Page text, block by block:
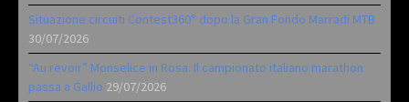
Situazione circuiti Contest360° dopo la Gran Fondo Marradi MTB
30/07/2026
“Au revoir” Monselice in Rosa. Il campionato italiano marathon
passa a Gallio 29/07/2026